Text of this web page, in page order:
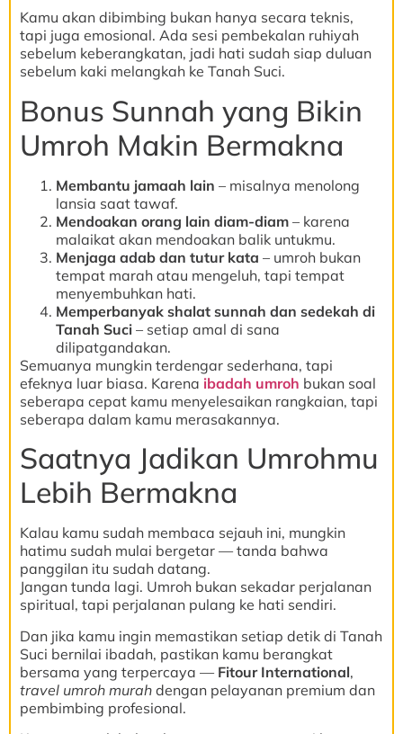
Kamu akan dibimbing bukan hanya secara teknis,
tapi juga emosional. Ada sesi pembekalan ruhiyah
sebelum keberangkatan, jadi hati sudah siap duluan
sebelum kaki melangkah ke Tanah Suci.
Bonus Sunnah yang Bikin
Umroh Makin Bermakna
Membantu jamaah lain – misalnya menolong
lansia saat tawaf.
Mendoakan orang lain diam-diam – karena
malaikat akan mendoakan balik untukmu.
Menjaga adab dan tutur kata – umroh bukan
tempat marah atau mengeluh, tapi tempat
menyembuhkan hati.
Memperbanyak shalat sunnah dan sedekah di
Tanah Suci – setiap amal di sana
dilipatgandakan.
Semuanya mungkin terdengar sederhana, tapi
efeknya luar biasa. Karena ibadah umroh bukan soal
seberapa cepat kamu menyelesaikan rangkaian, tapi
seberapa dalam kamu merasakannya.
Saatnya Jadikan Umrohmu
Lebih Bermakna
Kalau kamu sudah membaca sejauh ini, mungkin
hatimu sudah mulai bergetar — tanda bahwa
panggilan itu sudah datang.
Jangan tunda lagi. Umroh bukan sekadar perjalanan
spiritual, tapi perjalanan pulang ke hati sendiri.
Dan jika kamu ingin memastikan setiap detik di Tanah
Suci bernilai ibadah, pastikan kamu berangkat
bersama yang terpercaya — Fitour International,
travel umroh murah dengan pelayanan premium dan
pembimbing profesional.